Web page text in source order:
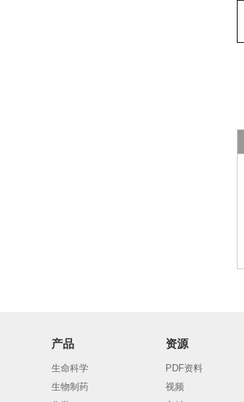
产品
生命科学
生物制药
资源
PDF资料
视频